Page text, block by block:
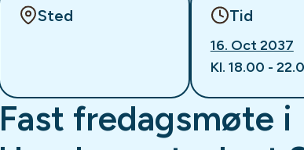
Sted Tid
16. Oct 2037
Kl. 18.00 -
Fast fredagsmøte i